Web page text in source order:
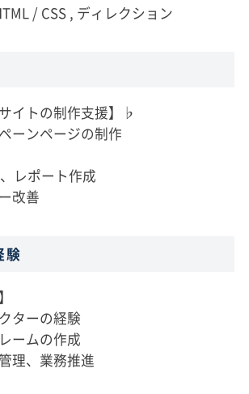
/ CSS , ディレクション
サイトの制作支援】♭
ーンページの制作
レポート作成
改善
験
ターの経験
ームの作成
理、業務推進